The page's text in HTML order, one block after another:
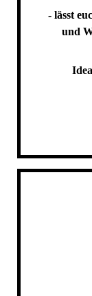
- lässt
und